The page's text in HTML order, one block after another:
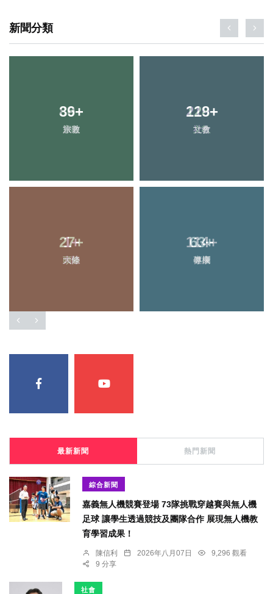
新聞分類
89+
旅遊
219+
社會
27+
頭條
114+
健康
最新新聞 熱門新聞
綜合新聞
嘉義無人機競賽登場 73隊挑戰穿越賽與無人機
足球 讓學生透過競技及團隊合作 展現無人機教
育學習成果！
陳信利 2026年八月07日
9,296 觀看
9 分享
社會